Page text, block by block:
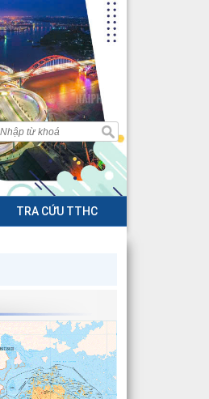
TRA CỨU TTHC